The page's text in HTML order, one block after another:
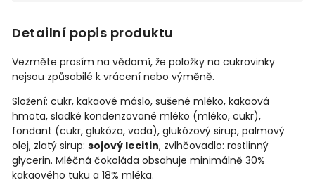
Detailní popis produktu
Vezměte prosím na vědomí, že položky na cukrovinky
nejsou způsobilé k vrácení nebo výměně.
Složení: cukr, kakaové máslo, sušené mléko, kakaová
hmota, sladké kondenzované mléko (mléko, cukr),
fondant (cukr, glukóza, voda), glukózový sirup, palmový
olej, zlatý sirup: sojový lecitin, zvlhčovadlo: rostlinný
glycerin. Mléčná čokoláda obsahuje minimálně 30%
kakaového tuku a 18% mléka.